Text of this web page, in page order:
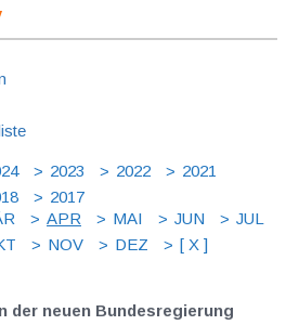
2023 2022
2021
2017
APR MAI JUN
JUL
NOV DEZ [ X ]
der neuen Bundesregierung